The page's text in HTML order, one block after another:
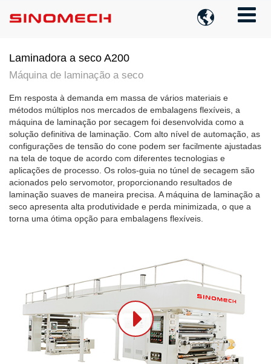

Laminadora a seco A200
Máquina de laminação a seco
Em resposta à demanda em massa de vários materiais e
métodos múltiplos nos mercados de embalagens flexíveis, a
máquina de laminação por secagem foi desenvolvida como a
solução definitiva de laminação. Com alto nível de automação, as
configurações de tensão do cone podem ser facilmente ajustadas
na tela de toque de acordo com diferentes tecnologias e
aplicações de processo. Os rolos-guia no túnel de secagem são
acionados pelo servomotor, proporcionando resultados de
laminação suaves de maneira precisa. A máquina de laminação a
seco apresenta alta produtividade e perda minimizada, o que a
torna uma ótima opção para embalagens flexíveis.